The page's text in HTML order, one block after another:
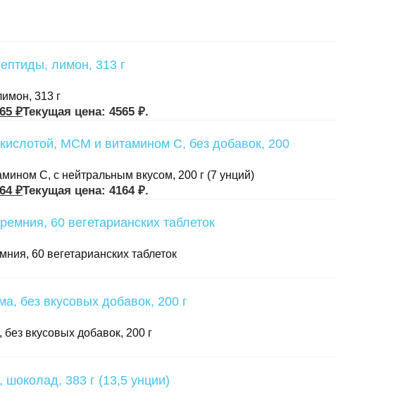
313 г
₽Текущая цена: 4565 ₽.
C, с нейтральным вкусом, 200 г (7 унций)
₽Текущая цена: 4164 ₽.
60 вегетарианских таблеток
вкусовых добавок, 200 г